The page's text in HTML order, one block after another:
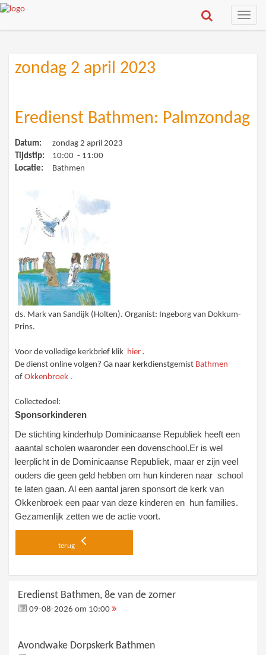
Toggle
zondag 2 april 2023
Eredienst Bathmen: Palmzondag
Datum:
zondag 2 april 2023
Tijdstip:
10:00 - 11:00
Locatie:
Bathmen
ds. Mark van Sandijk (Holten). Organist: Ingeborg van Dokkum-
Prins.
Voor de volledige kerkbrief klik hier .
De dienst online volgen? Ga naar kerkdienstgemist Bathmen
ofOkkenbroek .
Collectedoel:
Sponsorkinderen
De stichting kinderhulp Dominicaanse Republiek heeft een
aaantal scholen waaronder een dovenschool.Er is wel
leerplicht in de Dominicaanse Republiek, maar er zijn veel
ouders die geen geld hebben om hun kinderen naar school
te laten gaan. Al een aantal jaren sponsort de kerk van
Okkenbroek een paar van deze kinderen en hun families.
Gezamenlijk zetten we de actie voort.
terug
Eredienst Bathmen, 8e van de zomer
09-08-2026 om 10:00
Avondwake Dorpskerk Bathmen